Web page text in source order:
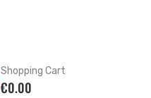
Shopping Cart
€0.00